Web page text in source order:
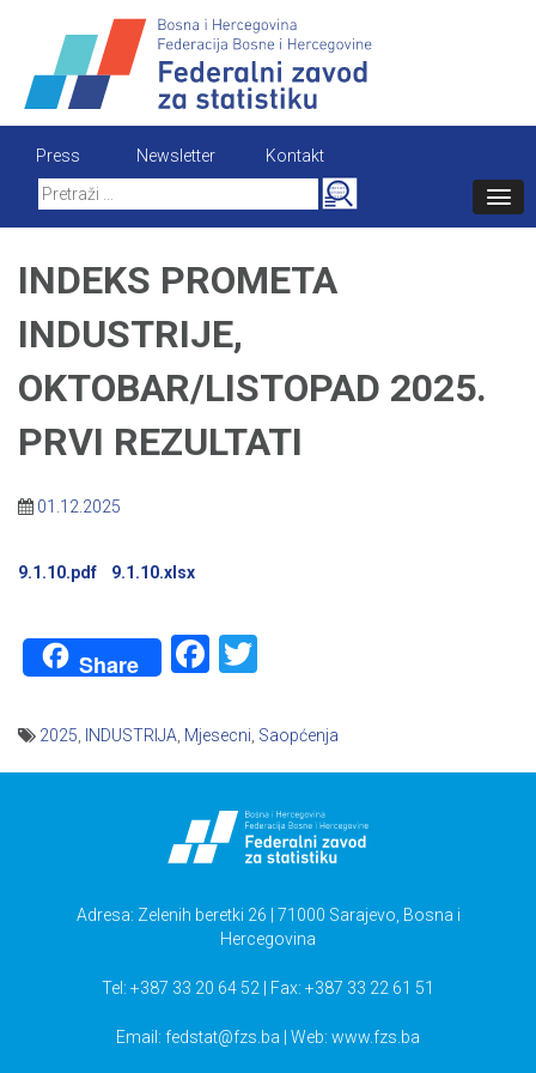
content
Press Newsletter
Kontakt
Search
for:
INDEKS PROMETA
INDUSTRIJE,
OKTOBAR/LISTOPAD 2025.
PRVI REZULTATI
01.12.2025
9.1.10.pdf 9.1.10.xlsx
Share Facebook
2025 INDUSTRIJA Mjesecni Saopćenja
Adresa: Zelenih beretki 26 | 71000 Sarajevo, Bosna i
Hercegovina
Tel: +387 33 20 64 52 | Fax: +387 33 22 61 51
Email: fedstat@fzs.ba | Web: www.fzs.ba